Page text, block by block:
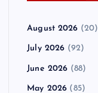
August 2026 (20)
July 2026 (92)
June 2026 (88)
May 2026 (85)